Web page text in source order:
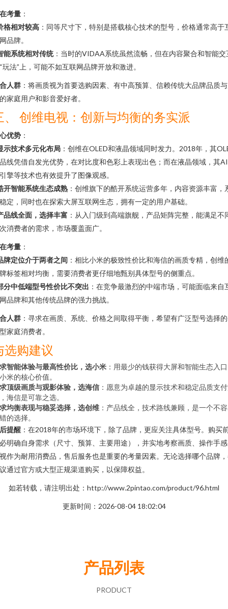
考量 ：
格相对较高 ：同等尺寸下，特别是搭载核心技术的型号，价格通常高于
品牌。
能系统相对传统：当时的VIDAA系统虽然流畅，但在内容聚合和智能交
玩法”上，可能不如互联网品牌开放和激进。
人群 ：将画质视为首要选购因素、有中高预算、信赖传统大品牌品质
家庭用户和影音爱好者。
、 创维电视：创新与均衡的务实派
优势 ：
示技术多元化布局 ：创维在OLED和液晶领域同时发力。2018年，其
线凭借自发光优势，在对比度和色彩上表现出色；而在液晶领域，其
擎等技术也有效提升了图像观感。
开智能系统生态成熟 ：创维旗下的酷开系统运营多年，内容资源丰富，
定，同时也在探索大屏互联网生态，拥有一定的用户基础。
品线全面，选择丰富 ：从入门级到高端旗舰，产品矩阵完整，能满足不
消费者的需求，市场覆盖面广。
考量 ：
牌定位介于两者之间 ：相比小米的极致性价比和海信的画质专精，创维
标签相对均衡，需要消费者更仔细地甄别具体型号的侧重点。
分中低端型号性价比不突出 ：在竞争最激烈的中端市场，可能面临来自
品牌和其他传统品牌的强力挑战。
人群 ：寻求在画质、系统、价格之间取得平衡，希望有广泛型号选择
家庭消费者。
选购建议
智能体验与最高性价比，选小米 ：用最少的钱获得大屏和智能生态入
米的核心价值。
顶级画质与观影体验，选海信 ：愿意为卓越的显示技术和稳定品质支
海信是可靠之选。
均衡表现与稳妥选择，选创维 ：产品线全，技术路线兼顾，是一个不
的选择。
提醒 ：在2018年的市场环境下，除了品牌，更应关注具体型号。购买
明确自身需求（尺寸、预算、主要用途），并实地考察画质、操作手
作为耐用消费品，售后服务也是重要的考量因素。无论选择哪个品牌
通过官方或大型正规渠道购买，以保障权益。
如若转载，请注明出处：http://www.2pintao.com/product/96.html
更新时间：2026-08-04 18:02:04
产品列表
PRODUCT